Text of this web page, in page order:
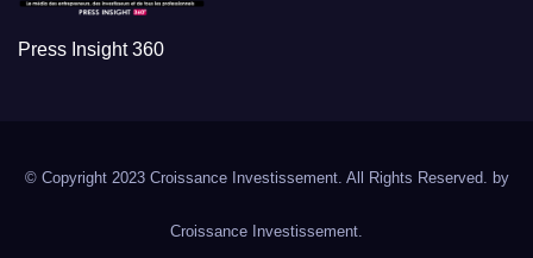
Press Insight 360
© Copyright 2023 Croissance Investissement. All Rights Reserved. by
Croissance Investissement.